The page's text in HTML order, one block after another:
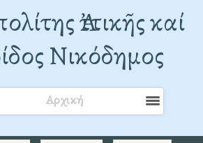
Ἀττικῆς καί
Νικόδημος
Αρχική